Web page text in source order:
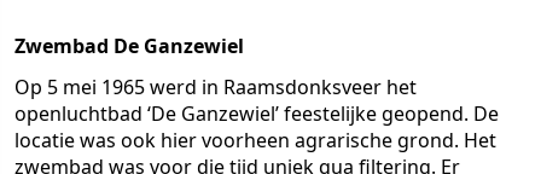
Zwembad De Ganzewiel
Op 5 mei 1965 werd in Raamsdonksveer het
openluchtbad ‘De Ganzewiel’ feestelijke geopend. De
locatie was ook hier voorheen agrarische grond. Het
zwembad was voor die tijd uniek qua filtering. Er